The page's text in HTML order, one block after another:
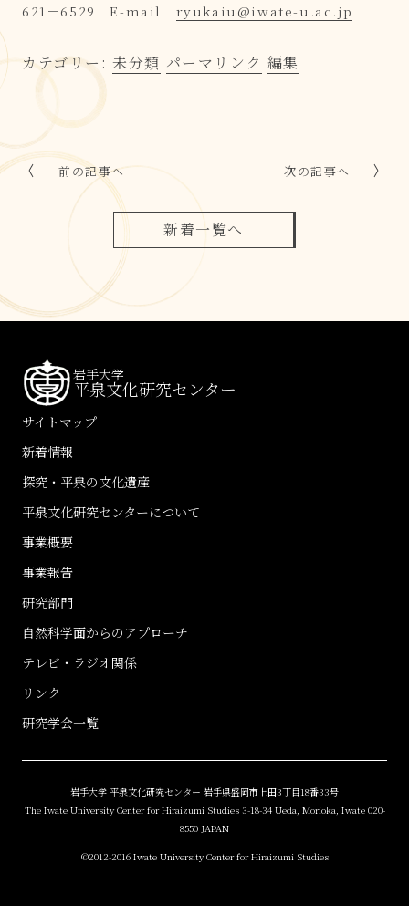
621－6529 E-mail ryukaiu@iwate-u.ac.jp
カテゴリー:未分類 パーマリンク 編集
前の記事へ
新着一覧へ
次の記事へ
岩手大学
平泉文化研究センター
サイトマップ
新着情報
探究・平泉の文化遺産
平泉文化研究センターについて
事業概要
事業報告
研究部門
自然科学面からのアプローチ
テレビ・ラジオ関係
リンク
研究学会一覧
岩手大学 平泉文化研究センター 岩手県盛岡市上田3丁目18番33号
The Iwate University Center for Hiraizumi Studies 3-18-34 Ueda, Morioka, Iwate 020-
8550 JAPAN
©2012-2016 Iwate University Center for Hiraizumi Studies